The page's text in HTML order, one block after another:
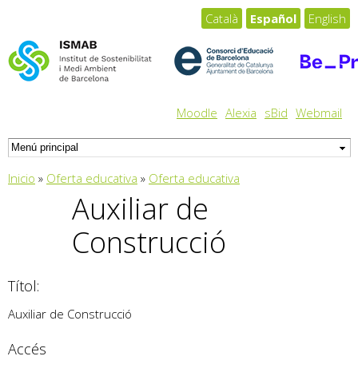
Moodle Alexia sBid Webmail
Català Español English
Usted está aquí
Inicio » Oferta educativa » Oferta educativa
Auxiliar de
Construcció
Títol:
Auxiliar de Construcció
Accés